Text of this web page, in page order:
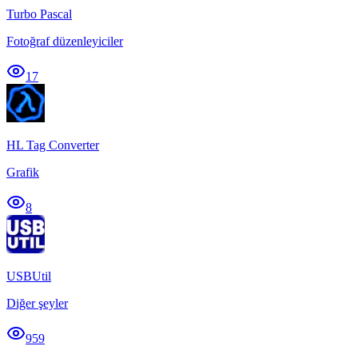
Turbo Pascal
Fotoğraf düzenleyiciler
17
HL Tag Converter
Grafik
8
USBUtil
Diğer şeyler
959